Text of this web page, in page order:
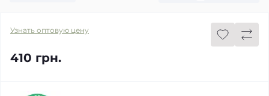
Узнать оптовую цену
410 грн.